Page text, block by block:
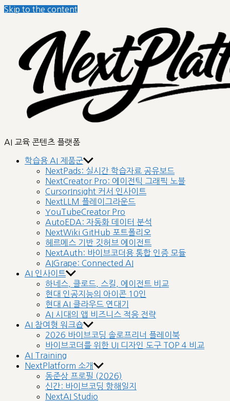
Skip to the content
nextplatform
AI 교육 콘텐츠 플랫폼
학습용 AI 제품군
NextPads: 실시간 학습자료 공유보드
NextCreator Pro: 에이전틱 그래픽 노블
CursorInsight 커서 인사이트
NextLLM 플레이그라운드
YouTubeCreator Pro
AutoEDA: 자동화 데이터 분석
NextWiki GitHub 포트폴리오
헤르메스 기반 깃허브 에이전트
NextAuth: 바이브코더용 통합 인증 모듈
AIGrape: Connected AI
AI 인사이트
하네스, 클로드, 스킬, 에이전트 비교
현대 인공지능의 아이콘 10인
현대 AI 클라우드 연대기
AI 시대의 앱 비즈니스 적응 전략
AI 참여형 워크숍
2026 바이브코딩 솔로프리너 플레이북
바이브코더를 위한 UI 디자인 도구 TOP 4 비교
AI Training
NextPlatform 소개
동준상 프로필 (2026)
신간: 바이브코딩 항해일지
NextAI Studio